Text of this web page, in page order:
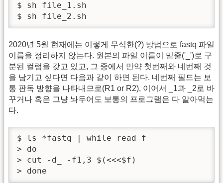
$ sh file_1.sh
$ sh file_2.sh
2020년 5월 현재에는 이렇게 무식한(?) 방법으로 fastq 파일
이름을 정리하지 않는다. 원본의 파일 이름이 밑줄('_')로 구
분된 컬럼을 갖고 있고, 그 중에서 만약 첫번째와 네번째 것
을 남기고 싶다면 다음과 같이 하면 된다. 네번째 필드는 보
통 판독 방향을 나타내므로(R1 or R2), 이어서 _1과 _2로 바
꾸거나 혹은 그냥 놔두어도 보통의 프로그램은 다 알아먹는
다.
$ ls *fastq | while read f
> do
> cut -d_ -f1,3 $(<<<$f)
> done